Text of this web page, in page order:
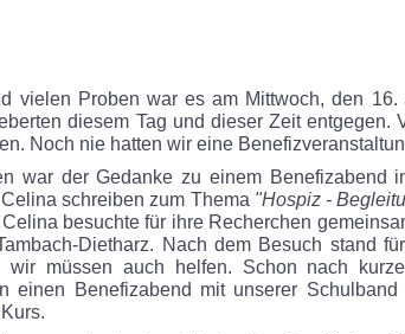
vielen Proben war es am Mittwoch, den
diesem Tag und dieser Zeit entgegen.
Noch nie hatten wir eine
war der Gedanke zu einem Benefizabend
schreiben zum Thema "Hospiz -
besuchte für ihre Recherchen
Dietharz. Nach dem Besuch stand
wir müssen auch helfen. Schon nach
einen Benefizabend mit unserer